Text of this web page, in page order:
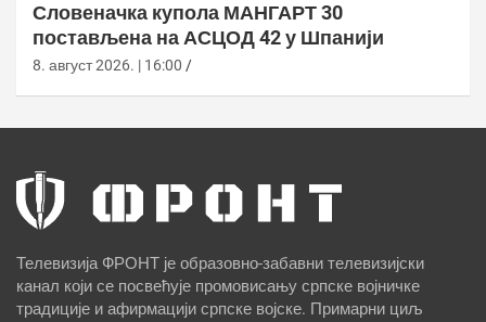
Словеначка купола МАНГАРТ 30
постављена на АСЦОД 42 у Шпанији
8. август 2026. | 16:00
Телевизија ФРОНТ је образовно-забавни телевизијски
канал који се посвећује промовисању српске војничке
традиције и афирмацији српске војске. Примарни циљ